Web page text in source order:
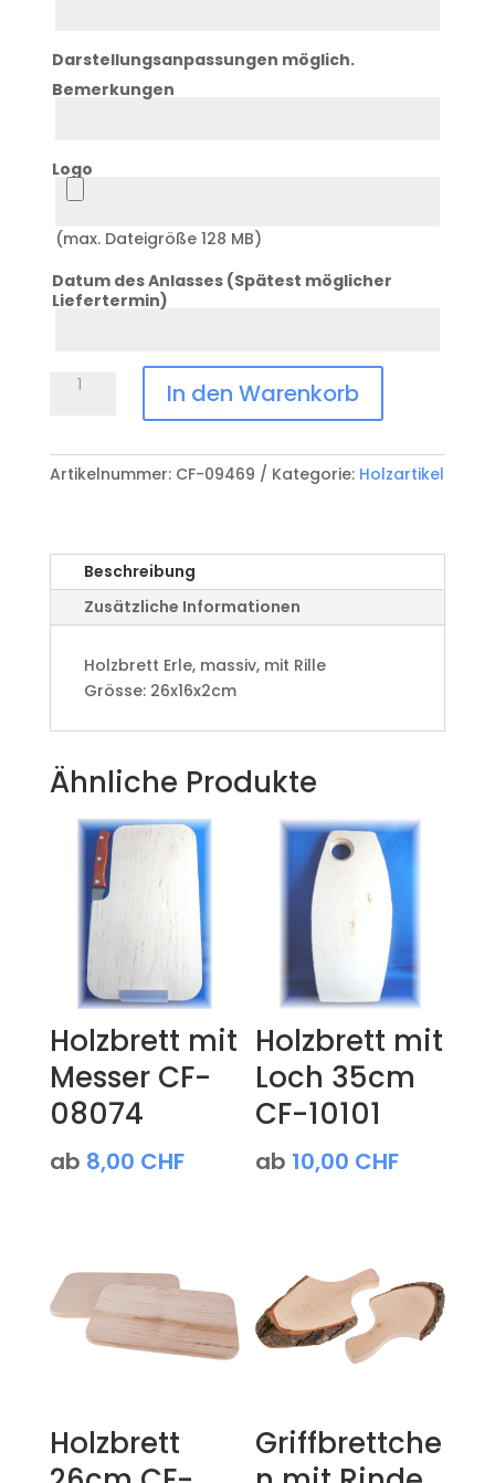
Darstellungsanpassungen möglich.
Bemerkungen
Bemerkung
Logo
Logo
(max. Dateigröße 128 MB)
Datum des Anlasses (Spätest möglicher
Liefertermin)
Holzbrett
26cm
CF-
In den Warenkorb
Artikelnummer: CF-09469 Kategorie: Holzartikel
Beschreibung
Zusätzliche Informationen
Holzbrett Erle, massiv, mit Rille
Grösse: 26x16x2cm
Ähnliche Produkte
Holzbrett mit
Messer CF-
08074
ab 8,00 CHF
Holzbrett mit
Loch 35cm
CF-10101
ab 10,00 CHF
Holzbrett
Griffbrettche